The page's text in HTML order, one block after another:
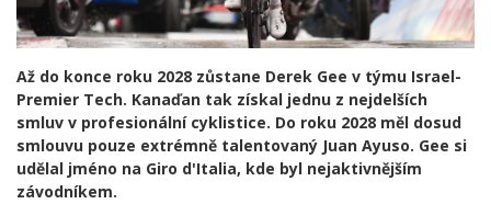
Až do konce roku 2028 zůstane Derek Gee v týmu Israel-
Premier Tech. Kanaďan tak získal jednu z nejdelších
smluv v profesionální cyklistice. Do roku 2028 měl dosud
smlouvu pouze extrémně talentovaný Juan Ayuso. Gee si
udělal jméno na Giro d'Italia, kde byl nejaktivnějším
závodníkem.